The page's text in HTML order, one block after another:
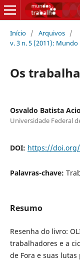
Início / Arquivos /
v. 3 n. 5 (2011):
Os
Osvaldo Batista
Universidade Federal
DOI: https://doi.org/
Palavras-chave:
Resumo
Resenha do livro:
trabalhadores e a
de Fora e suas